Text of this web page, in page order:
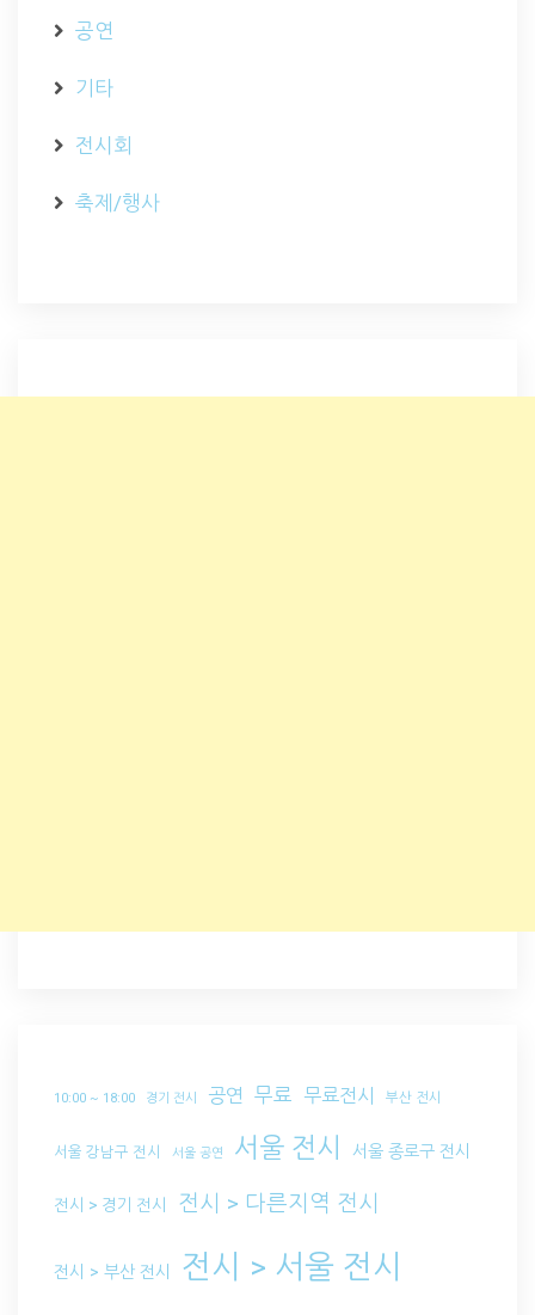
공연
기타
전시회
축제/행사
10:00 ~ 18:00 경기 전시 공연 무료 무료전시 부산 전시
서울 강남구 전시 서울 공연 서울 전시 서울 종로구 전시
전시 > 경기 전시 전시 > 다른지역 전시
전시 > 부산 전시 전시 > 서울 전시